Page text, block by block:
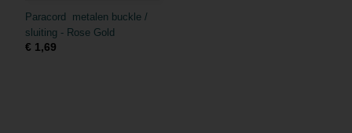
Paracord metalen buckle /
sluiting - Rose Gold
€ 1,69